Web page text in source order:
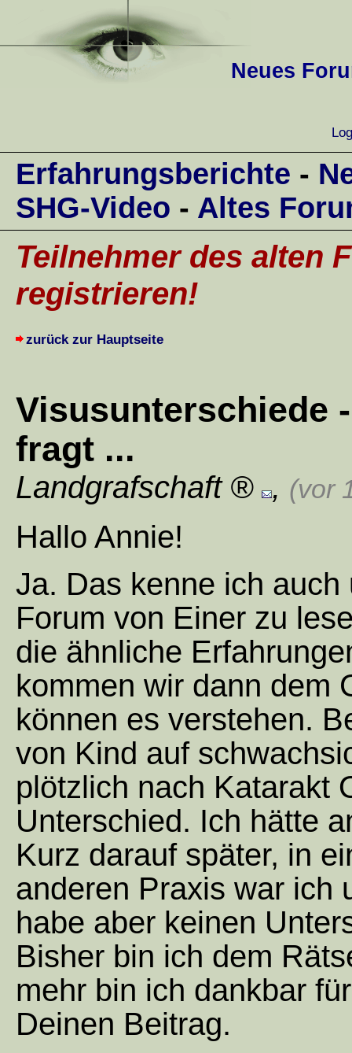
Neues
Erfahrungsberichte -
SHG-Video - Altes
Teilnehmer des alten
registrieren!
zurück zur Hauptseite
Visusunterschiede
fragt ...
Landgrafschaft , (vor
Hallo Annie!
Ja. Das kenne ich
Forum von Einer zu
die ähnliche
kommen wir dann dem
können es verstehen.
von Kind auf
plötzlich nach Katarakt
Unterschied. Ich hätte
Kurz darauf später, in
anderen Praxis war ich
habe aber keinen
Bisher bin ich dem
mehr bin ich dankbar für
Deinen Beitrag.